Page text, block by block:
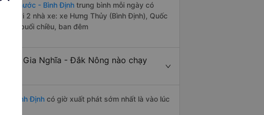
Phước - Bình Định trung bình mỗi ngày có
bởi 2 nhà xe: xe Hưng Thủy (Bình Định), Quốc
buổi chiều, ban đêm
từ Gia Nghĩa - Đắk Nông nào chạy
- Bình Định có giờ xuất phát sớm nhất là vào lúc